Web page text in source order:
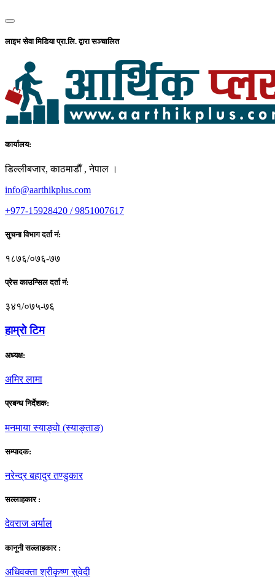
लाइभ सेवा मिडिया प्रा.लि. द्वारा सञ्चालित
कार्यालय:
डिल्लीबजार, काठमाडाैँ , नेपाल ।
info@aarthikplus.com
+977-15928420 / 9851007617
सुचना विभाग दर्ता नं:
१८७६/०७६-७७
प्रेस काउन्सिल दर्ता नं:
३४१/०७५-७६
हाम्राे टिम
अध्यक्ष:
अमिर लामा
प्रबन्ध निर्देशक:
मनमाया स्याङ्वाे (स्याङ्ताङ)
सम्पादक:
नरेन्द्र बहादुर तण्डुकार
सल्लाहकार :
देवराज अर्याल
कानूनी सल्लाहकार :
अधिवक्ता श्रीकृष्ण सुवेदी